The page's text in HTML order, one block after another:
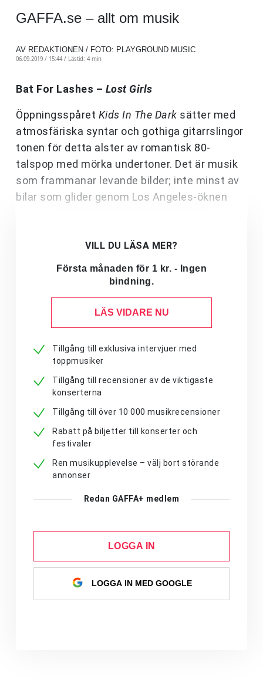
GAFFA.se – allt om musik
AV REDAKTIONEN / FOTO: PLAYGROUND MUSIC
06.09.2019 / 15:44 / Lästid: 4 min
Bat For Lashes – Lost Girls
Öppningsspåret Kids In The Dark sätter med
atmosfäriska syntar och gothiga gitarrslingor
tonen för detta alster av romantisk 80-
talspop med mörka undertoner. Det är musik
som frammanar levande bilder; inte minst av
bilar som glider genom Los Angeles-öknen
VILL DU LÄSA MER?
Första månaden för 1 kr. - Ingen
bindning.
LÄS VIDARE NU
Tillgång till exklusiva intervjuer med
toppmusiker
Tillgång till recensioner av de viktigaste
konserterna
Tillgång till över 10 000 musikrecensioner
Rabatt på biljetter till konserter och
festivaler
Ren musikupplevelse – välj bort störande
annonser
Redan GAFFA+ medlem
LOGGA IN
LOGGA IN MED GOOGLE